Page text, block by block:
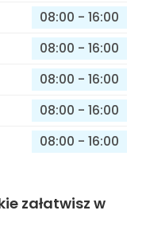
08:00 - 16:00
08:00 - 16:00
08:00 - 16:00
08:00 - 16:00
08:00 - 16:00
załatwisz w